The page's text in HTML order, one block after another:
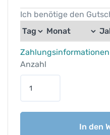
Ich benötige den
Zahlungsinformationen
Anzahl
t
In den